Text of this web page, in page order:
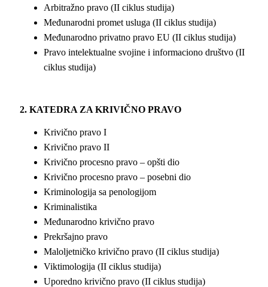
Arbitražno pravo (II ciklus studija)
Međunarodni promet usluga (II ciklus studija)
Međunarodno privatno pravo EU (II ciklus studija)
Pravo intelektualne svojine i informaciono društvo (II
ciklus studija)
2. KATEDRA ZA KRIVIČNO PRAVO
Krivično pravo I
Krivično pravo II
Krivično procesno pravo – opšti dio
Krivično procesno pravo – posebni dio
Kriminologija sa penologijom
Kriminalistika
Međunarodno krivično pravo
Prekršajno pravo
Maloljetničko krivično pravo (II ciklus studija)
Viktimologija (II ciklus studija)
Uporedno krivično pravo (II ciklus studija)